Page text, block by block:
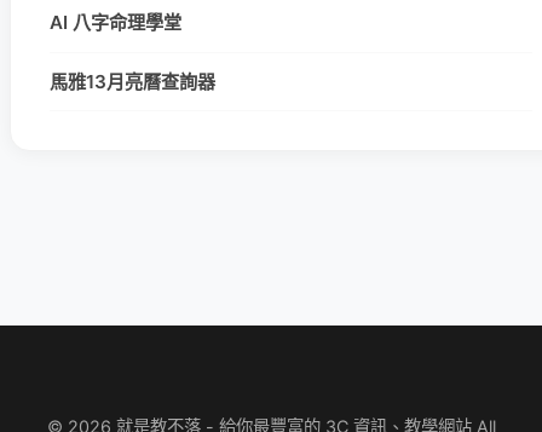
AI 八字命理學堂
馬雅13月亮曆查詢器
© 2026 就是教不落 - 給你最豐富的 3C 資訊、教學網站 All